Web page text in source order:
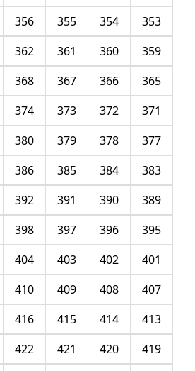
353
354
355
356
359
360
361
362
365
366
367
368
371
372
373
374
377
378
379
380
383
384
385
386
389
390
391
392
395
396
397
398
401
402
403
404
407
408
409
410
413
414
415
416
419
420
421
422